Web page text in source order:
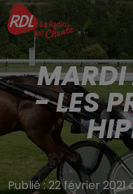
MARDI
- LES
Publié : 22 février